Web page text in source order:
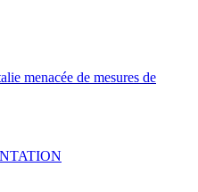
menacée de mesures de